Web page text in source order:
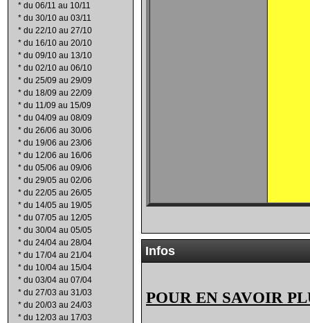
* du 06/11 au 10/11
* du 30/10 au 03/11
* du 22/10 au 27/10
* du 16/10 au 20/10
* du 09/10 au 13/10
* du 02/10 au 06/10
* du 25/09 au 29/09
* du 18/09 au 22/09
* du 11/09 au 15/09
* du 04/09 au 08/09
* du 26/06 au 30/06
* du 19/06 au 23/06
* du 12/06 au 16/06
* du 05/06 au 09/06
* du 29/05 au 02/06
* du 22/05 au 26/05
* du 14/05 au 19/05
* du 07/05 au 12/05
* du 30/04 au 05/05
* du 24/04 au 28/04
* du 17/04 au 21/04
* du 10/04 au 15/04
* du 03/04 au 07/04
* du 27/03 au 31/03
* du 20/03 au 24/03
* du 12/03 au 17/03
Infos
POUR EN SAVOIR